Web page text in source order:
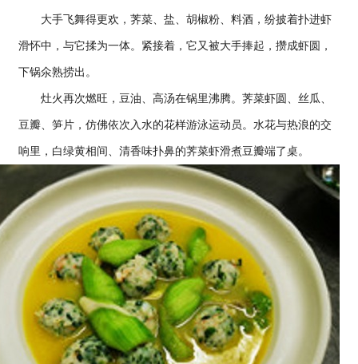
大手飞舞得更欢，荠菜、盐、胡椒粉、料酒，纷披着扑进虾
滑怀中，与它揉为一体。紧接着，它又被大手捧起，攒成虾圆，
下锅氽熟捞出。
灶火再次燃旺，豆油、高汤在锅里沸腾。荠菜虾圆、丝瓜、
豆瓣、笋片，仿佛依次入水的花样游泳运动员。水花与热浪的交
响里，白绿黄相间、清香味扑鼻的荠菜虾滑煮豆瓣端了桌。